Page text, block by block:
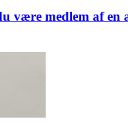
være medlem af en